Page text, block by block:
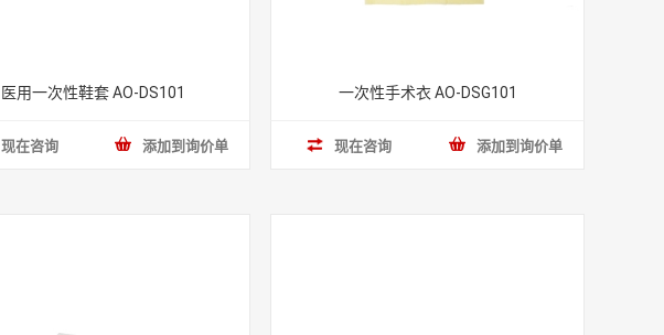
医用一次性鞋套 AO-DS101
现在咨询 添加到询价单
一次性手术衣 AO-DSG101
现在咨询 添加到询价单